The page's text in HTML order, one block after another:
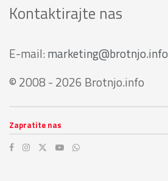
Kontaktirajte nas
E-mail: marketing@brotnjo.info
© 2008 - 2026 Brotnjo.info
Zapratite nas